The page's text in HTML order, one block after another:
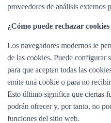
proveedores de análisis externos
¿Cómo puede rechazar
Los navegadores modernos le
de las cookies. Puede configurar
para que acepten todas las
emite una cookie o para no
Esto último significa que ciertas
podrán ofrecer y, por tanto, no
funciones del sitio web.